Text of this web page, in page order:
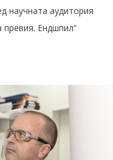
научната аудитория
превия. Ендшпил“